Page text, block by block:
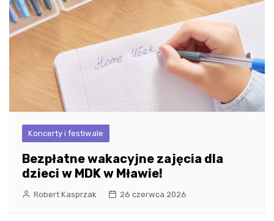
Koncerty i festiwale
Bezpłatne wakacyjne zajęcia dla
dzieci w MDK w Mławie!
Robert Kasprzak 26 czerwca 2026